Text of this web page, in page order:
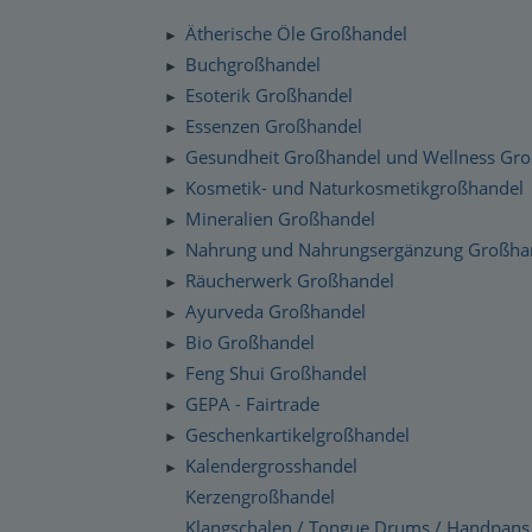
Zahlung und Versand
Datenschutzerklärung
Checkdates
Moravan Naturkosmetik
Primavera Life Sortiment
Alaya Engelkerzen
Gabriel Tech Sortiment
Engelalm Edelstein Essenzen
Schnelllager
► Ätherische Öle Großhandel
► Buchgroßhandel
► Esoterik Großhandel
► Essenzen Großhandel
► Gesundheit Großhandel und Wellness
► Kosmetik- und Naturkosmetikgroßhandel
► Mineralien Großhandel
► Nahrung und Nahrungsergänzung
► Räucherwerk Großhandel
► Ayurveda Großhandel
► Bio Großhandel
► Feng Shui Großhandel
► GEPA - Fairtrade
► Geschenkartikelgroßhandel
►
Kalendergrosshandel
Kerzengroßhandel
Klangschalen / Tongue Drums /